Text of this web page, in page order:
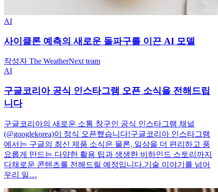
AI
사이클론 예측의 새로운 돌파구를 이끈 AI 모델
작성자 The WeatherNext team
AI
구글코리아 공식 인스타그램 오픈 소식을 전해드립
니다
구글코리아의 새로운 소통 창구인 공식 인스타그램 채널
(@googlekorea)이 정식 오픈했습니다!구글코리아 인스타그램
에서는 구글의 최신 제품 소식은 물론, 일상을 더 편리하고 풍
요롭게 만드는 다양한 활용 팁과 생생한 비하인드 스토리까지
다채로운 콘텐츠를 전해드릴 예정입니다.기술 이야기를 넘어
우리 일…